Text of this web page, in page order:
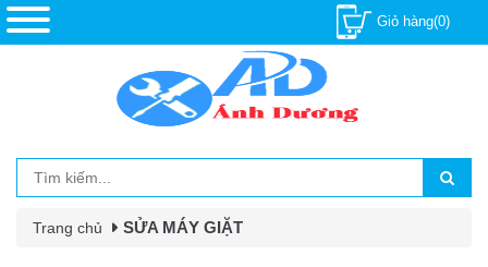
Giỏ hàng(0)
Trang chủ SỬA MÁY GIẶT